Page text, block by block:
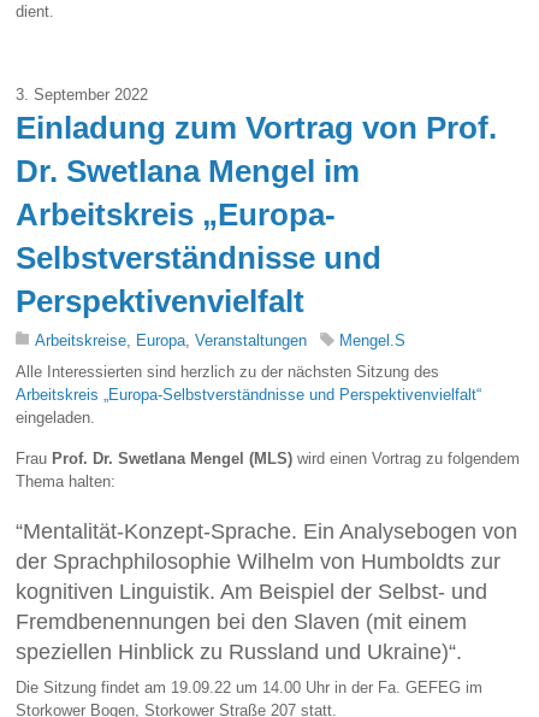
dient.
3. September 2022
Einladung zum Vortrag von Prof.
Dr. Swetlana Mengel im
Arbeitskreis „Europa-
Selbstverständnisse und
Perspektivenvielfalt
Arbeitskreise Europa ,Veranstaltungen
Mengel.S
Alle Interessierten sind herzlich zu der nächsten Sitzung des
Arbeitskreis „Europa-Selbstverständnisse und Perspektivenvielfalt“
eingeladen.
Frau Prof. Dr. Swetlana Mengel (MLS) wird einen Vortrag zu folgendem
Thema halten:
“Mentalität-Konzept-Sprache. Ein Analysebogen von
der Sprachphilosophie Wilhelm von Humboldts zur
kognitiven Linguistik. Am Beispiel der Selbst- und
Fremdbenennungen bei den Slaven (mit einem
speziellen Hinblick zu Russland und Ukraine)“.
Die Sitzung findet am 19.09.22 um 14.00 Uhr in der Fa. GEFEG im
Storkower Bogen, Storkower Straße 207 statt.